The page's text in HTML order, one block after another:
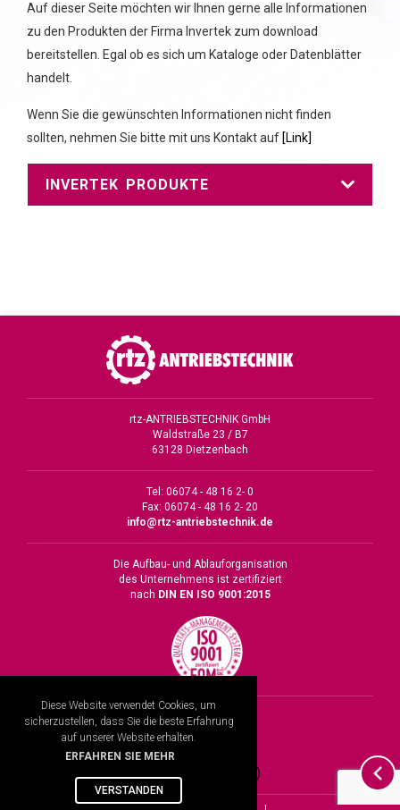
Diese Website verwendet Cookies, um
sicherzustellen, dass Sie die beste Erfahrung
auf unserer Website erhalten.
ERFAHREN SIE MEHR
VERSTANDEN
Auf dieser Seite möchten wir Ihnen gerne alle Informationen
zu den Produkten der Firma Invertek zum download
bereitstellen. Egal ob es sich um Kataloge oder Datenblätter
handelt.
Wenn Sie die gewünschten Informationen nicht finden
sollten, nehmen Sie bitte mit uns Kontakt auf [Link]
INVERTEK PRODUKTE
rtz-ANTRIEBSTECHNIK GmbH
Waldstraße 23 / B7
63128 Dietzenbach
Tel: 06074 - 48 16 2- 0
Fax: 06074 - 48 16 2- 20
info@rtz-antriebstechnik.de
Die Aufbau- und Ablauforganisation
des Unternehmens ist zertifiziert
nach DIN EN ISO 9001:2015
Impressum
Datenschutz
Cookie-Richtlinie (EU)